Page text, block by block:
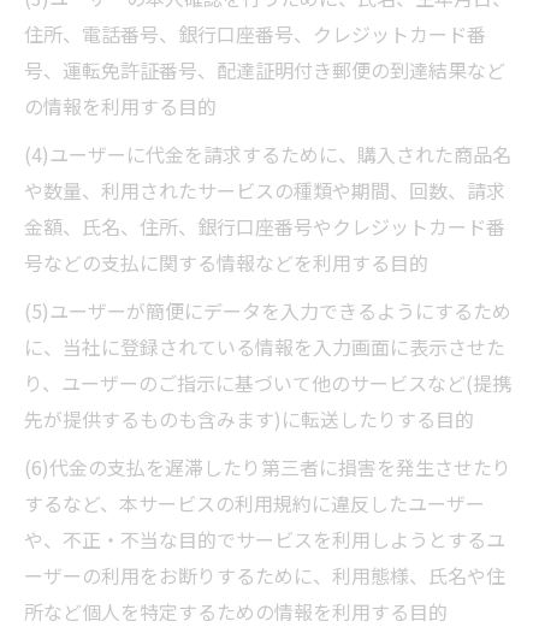
住所、電話番号、銀行口座番号、クレジットカード番
号、運転免許証番号、配達証明付き郵便の到達結果など
の情報を利用する目的
(4)ユーザーに代金を請求するために、購入された商品名
や数量、利用されたサービスの種類や期間、回数、請求
金額、氏名、住所、銀行口座番号やクレジットカード番
号などの支払に関する情報などを利用する目的
(5)ユーザーが簡便にデータを入力できるようにするため
に、当社に登録されている情報を入力画面に表示させた
り、ユーザーのご指示に基づいて他のサービスなど(提携
先が提供するものも含みます)に転送したりする目的
(6)代金の支払を遅滞したり第三者に損害を発生させたり
するなど、本サービスの利用規約に違反したユーザー
や、不正・不当な目的でサービスを利用しようとするユ
ーザーの利用をお断りするために、利用態様、氏名や住
所など個人を特定するための情報を利用する目的